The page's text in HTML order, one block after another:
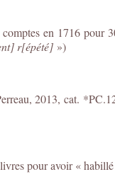
en 1716
r[épété] »)
2013, cat.
pour avoir «